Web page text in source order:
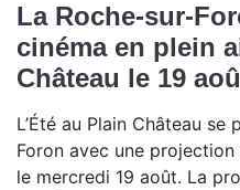
La Roche-sur-
cinéma en plein
Château le 19
L’Été au Plain Château
Foron avec une
le mercredi 19 août. La